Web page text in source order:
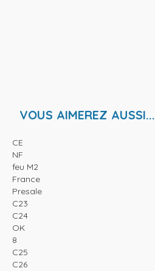
VOUS AIMEREZ AUSSI...
CE
NF
feu M2
France
Presale
C23
C24
OK
8
C25
C26